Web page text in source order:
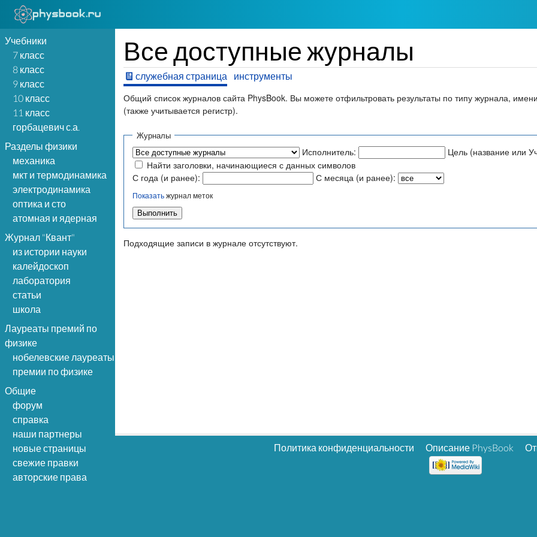
Учебники
7 класс
8 класс
9 класс
10 класс
11 класс
горбацевич с.а.
Разделы физики
механика
мкт и термодинамика
электродинамика
оптика и сто
атомная и ядерная
Журнал "Квант"
из истории науки
калейдоскоп
лаборатория
статьи
школа
Лауреаты премий по
физике
нобелевские лауреаты
премии по физике
Общие
форум
справка
наши партнеры
новые страницы
свежие правки
авторские права
Все доступные журналы
служебная страница инструменты
Общий список журналов сайта PhysBook. Вы можете отфильтровать результаты по типу журнала,
(также учитывается регистр).
Журналы
Исполнитель:
Цель (название или
Найти заголовки, начинающиеся с данных символов
С года (и ранее):
С месяца (и ранее):
Показатьжурнал меток
Подходящие записи в журнале отсутствуют.
Политика конфиденциальности Описание PhysBook